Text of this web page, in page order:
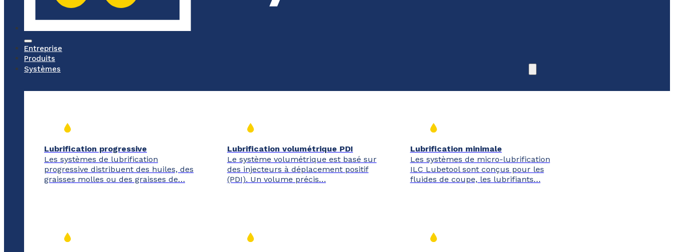
Entreprise
Produits
Systèmes
Lubrification progressive
Les systèmes de lubrification
progressive distribuent des huiles, des
graisses molles ou des graisses de…
Lubrification volumétrique PDI
Le système volumétrique est basé sur
des injecteurs à déplacement positif
(PDI). Un volume précis…
Lubrification minimale
Les systèmes de micro-lubrification
ILC Lubetool sont conçus pour les
fluides de coupe, les lubrifiants…